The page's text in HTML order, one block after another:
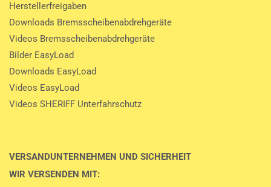
Herstellerfreigaben
Downloads Bremsscheibenabdrehgeräte
Videos Bremsscheibenabdrehgeräte
Bilder EasyLoad
Downloads EasyLoad
Videos EasyLoad
Videos SHERIFF Unterfahrschutz
VERSANDUNTERNEHMEN UND SICHERHEIT
WIR VERSENDEN MIT: